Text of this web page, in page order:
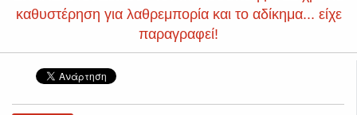
καθυστέρηση για λαθρεμπορία και το αδίκημα... είχε
παραγραφεί!